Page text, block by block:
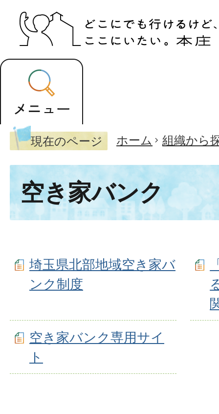
現在のページ ホーム 組織から
空き家バンク
埼玉県北部地域空き家バ
ンク制度
空き家バンク専用サイ
ト